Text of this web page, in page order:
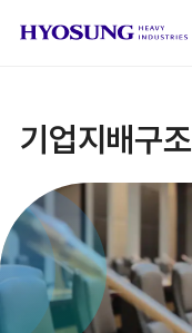
기업지배구조